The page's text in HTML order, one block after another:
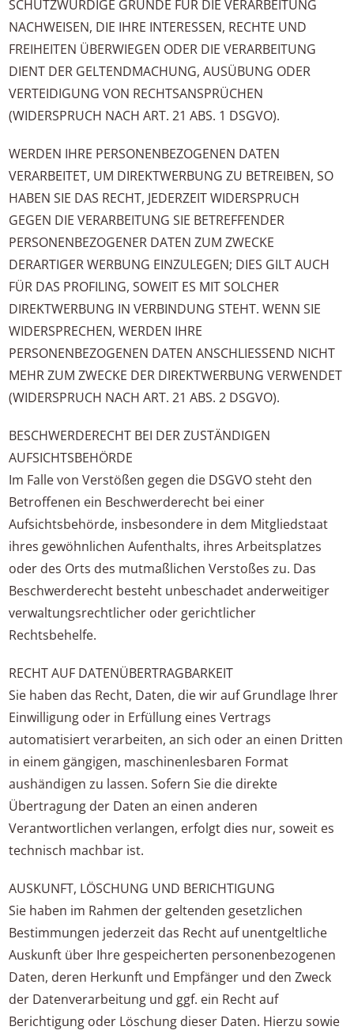
SCHUTZWÜRDIGE GRÜNDE FÜR DIE VERARBEITUNG
NACHWEISEN, DIE IHRE INTERESSEN, RECHTE UND
FREIHEITEN ÜBERWIEGEN ODER DIE VERARBEITUNG
DIENT DER GELTENDMACHUNG, AUSÜBUNG ODER
VERTEIDIGUNG VON RECHTSANSPRÜCHEN
(WIDERSPRUCH NACH ART. 21 ABS. 1 DSGVO).
WERDEN IHRE PERSONENBEZOGENEN DATEN
VERARBEITET, UM DIREKTWERBUNG ZU BETREIBEN, SO
HABEN SIE DAS RECHT, JEDERZEIT WIDERSPRUCH
GEGEN DIE VERARBEITUNG SIE BETREFFENDER
PERSONENBEZOGENER DATEN ZUM ZWECKE
DERARTIGER WERBUNG EINZULEGEN; DIES GILT AUCH
FÜR DAS PROFILING, SOWEIT ES MIT SOLCHER
DIREKTWERBUNG IN VERBINDUNG STEHT. WENN SIE
WIDERSPRECHEN, WERDEN IHRE
PERSONENBEZOGENEN DATEN ANSCHLIESSEND NICHT
MEHR ZUM ZWECKE DER DIREKTWERBUNG VERWENDET
(WIDERSPRUCH NACH ART. 21 ABS. 2 DSGVO).
BESCHWERDERECHT BEI DER ZUSTÄNDIGEN
AUFSICHTSBEHÖRDE
Im Falle von Verstößen gegen die DSGVO steht den
Betroffenen ein Beschwerderecht bei einer
Aufsichtsbehörde, insbesondere in dem Mitgliedstaat
ihres gewöhnlichen Aufenthalts, ihres Arbeitsplatzes
oder des Orts des mutmaßlichen Verstoßes zu. Das
Beschwerderecht besteht unbeschadet anderweitiger
verwaltungsrechtlicher oder gerichtlicher
Rechtsbehelfe.
RECHT AUF DATENÜBERTRAGBARKEIT
Sie haben das Recht, Daten, die wir auf Grundlage Ihrer
Einwilligung oder in Erfüllung eines Vertrags
automatisiert verarbeiten, an sich oder an einen Dritten
in einem gängigen, maschinenlesbaren Format
aushändigen zu lassen. Sofern Sie die direkte
Übertragung der Daten an einen anderen
Verantwortlichen verlangen, erfolgt dies nur, soweit es
technisch machbar ist.
AUSKUNFT, LÖSCHUNG UND BERICHTIGUNG
Sie haben im Rahmen der geltenden gesetzlichen
Bestimmungen jederzeit das Recht auf unentgeltliche
Auskunft über Ihre gespeicherten personenbezogenen
Daten, deren Herkunft und Empfänger und den Zweck
der Datenverarbeitung und ggf. ein Recht auf
Berichtigung oder Löschung dieser Daten. Hierzu sowie